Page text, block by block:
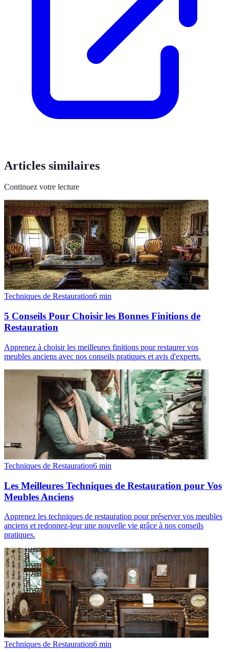
Articles similaires
Continuez votre lecture
Techniques de Restauration6 min
5 Conseils Pour Choisir les Bonnes Finitions de
Restauration
Apprenez à choisir les meilleures finitions pour restaurer vos
meubles anciens avec nos conseils pratiques et avis d'experts.
Techniques de Restauration6 min
Les Meilleures Techniques de Restauration pour Vos
Meubles Anciens
Apprenez les techniques de restauration pour préserver vos meubles
anciens et redonnez-leur une nouvelle vie grâce à nos conseils
pratiques.
Techniques de Restauration6 min